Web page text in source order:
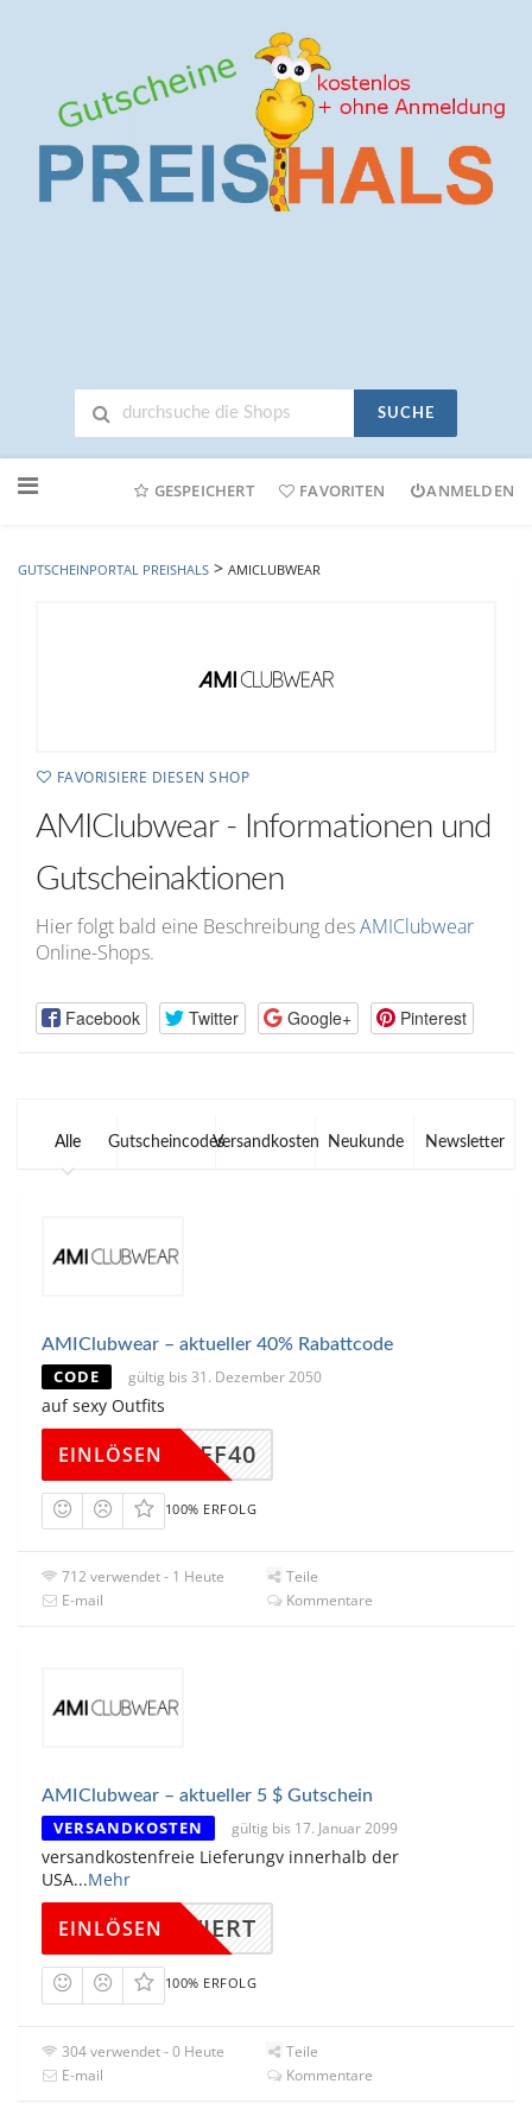
SUCHE
Online-
GESPEICHERT FAVORITEN ANMELDEN
GUTSCHEINPORTAL PREISHALS > AMICLUBWEAR
FAVORISIERE DIESEN SHOP
AMIClubwear - Informationen und
Gutscheinaktionen
Hier folgt bald eine Beschreibung desAMIClubwear
Online-Shops.
Facebook Twitter Google+ Pinterest
Alle GutscheincodesVersandkosten Neukunde Newsletter
AMIClubwear – aktueller 40% Rabattcode
CODE gültig bis 31. Dezember 2050
auf sexy Outfits
AFF40
EINLÖSEN
100% ERFOLG
712 verwendet - 1 Heute
Teile
E-mail
Kommentare
AMIClubwear – aktueller 5 $ Gutschein
VERSANDKOSTEN gültig bis 17. Januar 2099
versandkostenfreie Lieferungv innerhalb der
USA...Mehr
KTIVIERT
EINLÖSEN
100% ERFOLG
304 verwendet - 0 Heute
Teile
E-mail
Kommentare